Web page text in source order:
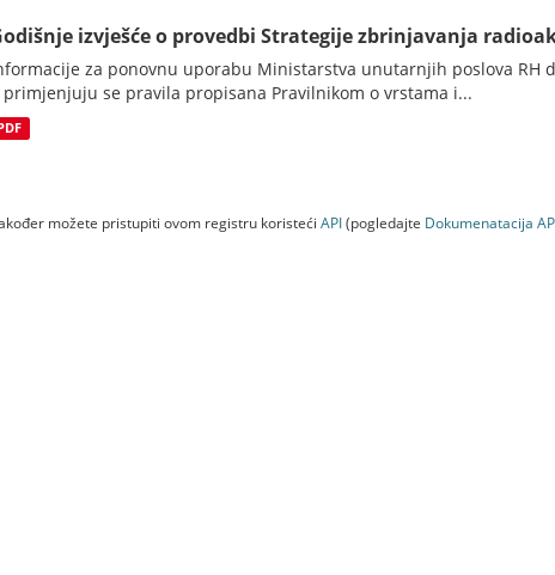
izvješće o provedbi Strategije zbrinjavanja
za ponovnu uporabu Ministarstva unutarnjih poslova RH
primjenjuju se pravila propisana Pravilnikom o vrstama i...
možete pristupiti ovom registru koristeći API(pogledajte Dokumenаtаcijа